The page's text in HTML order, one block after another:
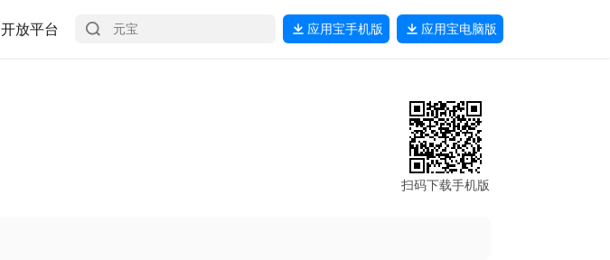
开放平台 应用宝手机版 应用宝电脑版
扫码下载手机版